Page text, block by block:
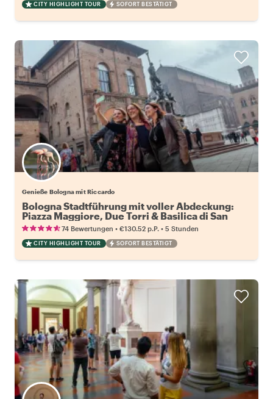
CITY HIGHLIGHT TOUR SOFORT BESTÄTIGT
Genieße Bologna mit Riccardo
Bologna Stadtführung mit voller Abdeckung:
Piazza Maggiore, Due Torri & Basilica di San
Domenico74 Bewertungen • €130.52 p.P. • 5 Stunden
CITY HIGHLIGHT TOUR SOFORT BESTÄTIGT